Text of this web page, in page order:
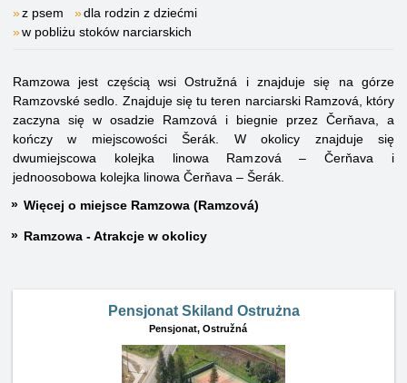
z psem
dla rodzin z dziećmi
w pobliżu stoków narciarskich
Ramzowa jest częścią wsi Ostružná i znajduje się na górze
Ramzovské sedlo. Znajduje się tu teren narciarski Ramzová, który
zaczyna się w osadzie Ramzová i biegnie przez Čerňava, a
kończy w miejscowości Šerák. W okolicy znajduje się
dwumiejscowa kolejka linowa Ramzová – Čerňava i
jednoosobowa kolejka linowa Čerňava – Šerák.
Więcej o miejsce Ramzowa (Ramzová)
Ramzowa - Atrakcje w okolicy
Pensjonat Skiland Ostrużna
Pensjonat, Ostružná